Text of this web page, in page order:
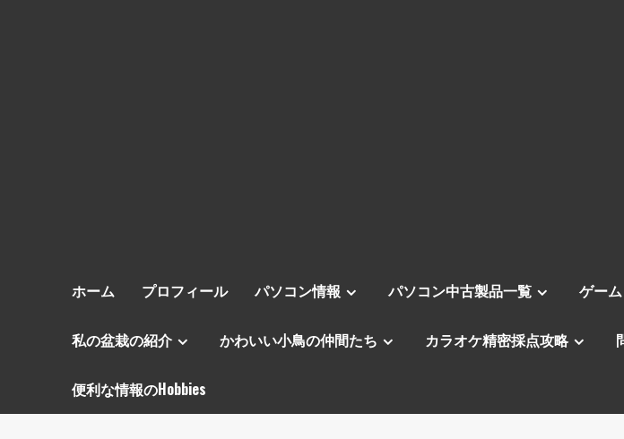
ホーム プロフィール パソコン情報 パソコン中古製品一覧 ゲーム
私の盆栽の紹介 かわいい小鳥の仲間たち カラオケ精密採点攻略
便利な情報のHobbies